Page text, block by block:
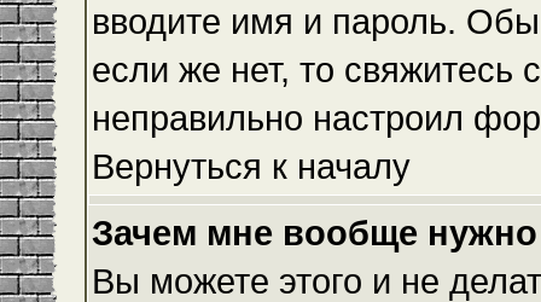
вводите имя и пароль.
если же нет, то свяжитесь
неправильно настроил
Вернуться к началу
Зачем мне вообще нужно
Вы можете этого и не